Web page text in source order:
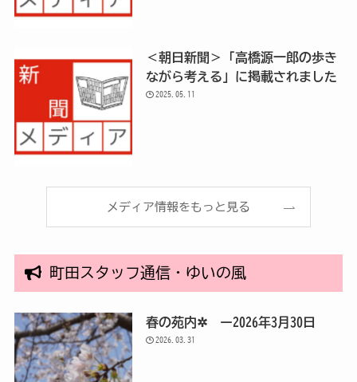
＜朝日新聞＞「高橋源一郎の歩き
ながら考える」に掲載されました
2025.05.11
メディア情報をもっと見る
町田スタッフ通信・ゆいの風
春の苑内✲ ー2026年3月30日
2026.03.31